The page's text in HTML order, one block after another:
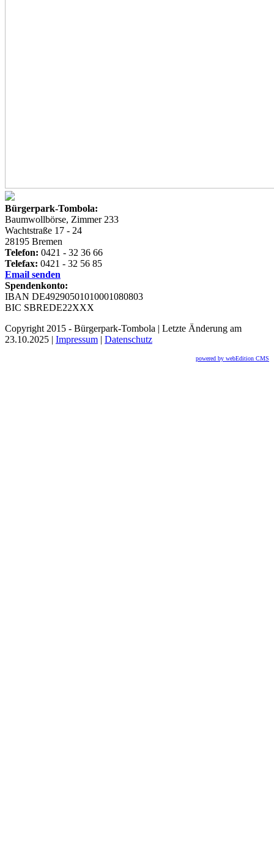
Bürgerpark-Tombola:
Baumwollbörse, Zimmer 233
Wachtstraße 17 - 24
28195 Bremen
Telefon: 0421 - 32 36 66
Telefax: 0421 - 32 56 85
Email senden
Spendenkonto:
IBAN DE49290501010001080803
BIC SBREDE22XXX
Copyright 2015 - Bürgerpark-Tombola | Letzte Änderung am
23.10.2025 | Impressum | Datenschutz
powered by webEdition CMS